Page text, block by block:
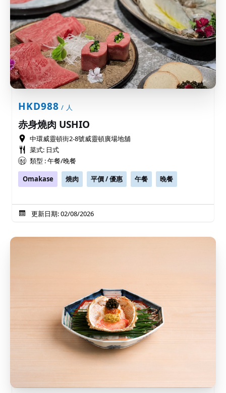
HKD988 / 人
赤身燒肉 USHIO
中環威靈頓街2-8號威靈頓廣場地舖
菜式: 日式
類型 : 午餐/晚餐
Omakase
燒肉 平價 / 優惠 午餐 晚餐
更新日期: 02/08/2026